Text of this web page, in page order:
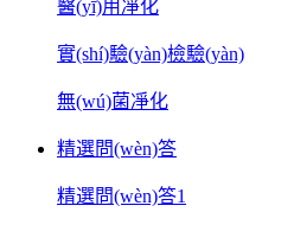
醫(yī)用凈化
實(shí)驗(yàn)檢驗(yàn)
無(wú)菌凈化
精選問(wèn)答
精選問(wèn)答1